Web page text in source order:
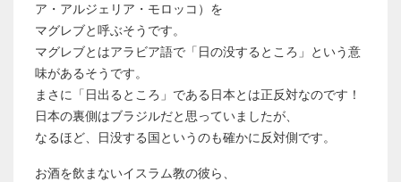
ア・アルジェリア・モロッコ）を
マグレブと呼ぶそうです。
マグレブとはアラビア語で「日の没するところ」という意
味があるそうです。
まさに「日出るところ」である日本とは正反対なのです！
日本の裏側はブラジルだと思っていましたが、
なるほど、日没する国というのも確かに反対側です。
お酒を飲まないイスラム教の彼ら、